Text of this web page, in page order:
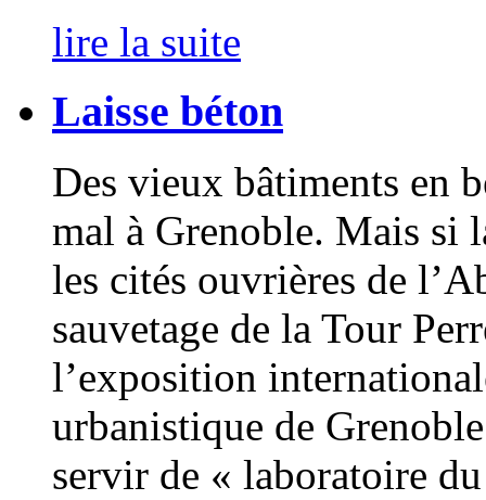
lire la suite
Laisse béton
Des vieux bâtiments en
mal à Grenoble. Mais si
les cités ouvrières de
sauvetage de la Tour
l’exposition
urbanistique de
servir de « laboratoire